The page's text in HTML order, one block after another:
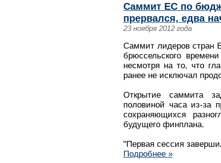
Саммит ЕС по
прервался, едва
23 ноября 2012 года
Саммит лидеров стран
брюссельского
несмотря на то, что
ранее не исключал
Открытие саммита
половиной часа из-за
сохраняющихся
будущего финплана.
"Первая сессия
Подробнее »